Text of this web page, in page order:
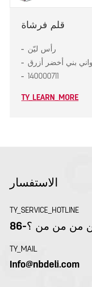
قلم فرشاة
رأس ليّن
بني أخضر أزرق
140000711
TY_LEARN_MORE
الاستفسار
TY_SERVICE_HOTLINE
من من من من ؟
TY_MAIL
Info@nbdeli.com